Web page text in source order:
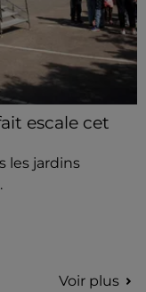
escale cet
les jardins
Voir plus